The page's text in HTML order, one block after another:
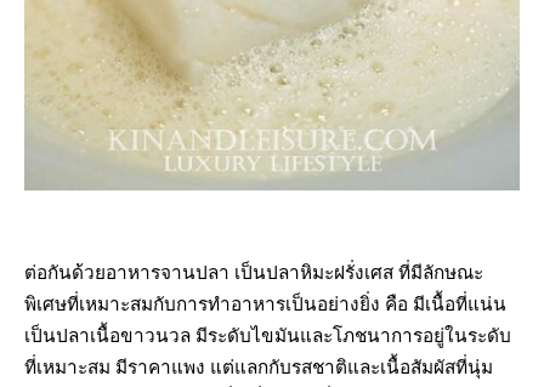
ต่อกันด้วยอาหารจานปลา เป็นปลาหิมะฝรั่งเศส ที่มีลักษณะ
พิเศษที่เหมาะสมกับการทำอาหารเป็นอย่างยิ่ง คือ มีเนื้อที่แน่น
เป็นปลาเนื้อขาวนวล มีระดับไขมันและโภชนาการอยู่ในระดับ
ที่เหมาะสม มีราคาแพง แต่แลกกับรสชาติและเนื้อสัมผัสที่นุ่ม